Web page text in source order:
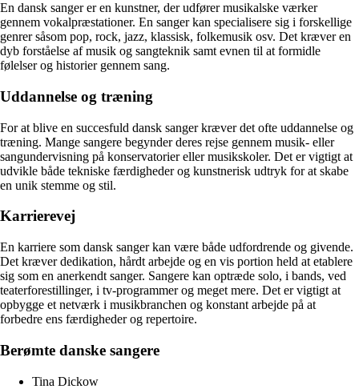
En dansk sanger er en kunstner, der udfører musikalske værker
gennem vokalpræstationer. En sanger kan specialisere sig i forskellige
genrer såsom pop, rock, jazz, klassisk, folkemusik osv. Det kræver en
dyb forståelse af musik og sangteknik samt evnen til at formidle
følelser og historier gennem sang.
Uddannelse og træning
For at blive en succesfuld dansk sanger kræver det ofte uddannelse og
træning. Mange sangere begynder deres rejse gennem musik- eller
sangundervisning på konservatorier eller musikskoler. Det er vigtigt at
udvikle både tekniske færdigheder og kunstnerisk udtryk for at skabe
en unik stemme og stil.
Karrierevej
En karriere som dansk sanger kan være både udfordrende og givende.
Det kræver dedikation, hårdt arbejde og en vis portion held at etablere
sig som en anerkendt sanger. Sangere kan optræde solo, i bands, ved
teaterforestillinger, i tv-programmer og meget mere. Det er vigtigt at
opbygge et netværk i musikbranchen og konstant arbejde på at
forbedre ens færdigheder og repertoire.
Berømte danske sangere
Tina Dickow